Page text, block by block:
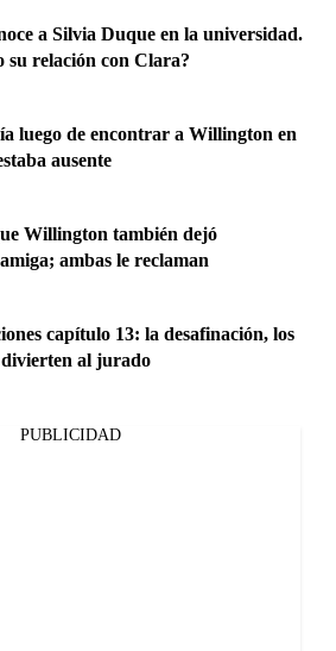
a Silvia Duque en la universidad.
su relación con Clara?
luego de encontrar a Willington en
ausente
Willington también dejó
ambas le reclaman
capítulo 13: la desafinación, los
divierten al jurado
PUBLICIDAD